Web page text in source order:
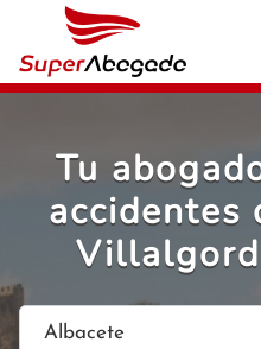
Tu
accidentes
Albacete